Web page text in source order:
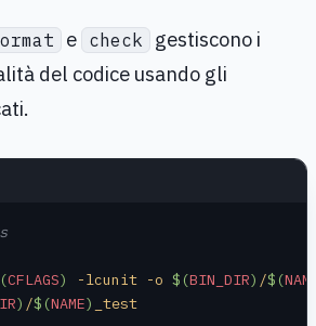
e check
gestiscono i
del codice usando gli
CFLAGS) -lcunit -o $(BIN_DIR) /$(
) /$(NAME) _test